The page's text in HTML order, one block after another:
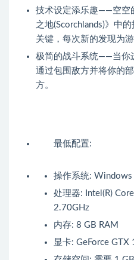
技术设定添乐趣——空空
之地(Scorchlands)》中
关键，每次新的发现为
极简的战斗系统——当你
通过包围敌方并将你的
方。
最低配置:
操作系统:
处理器: Intel(R)
2.70GHz
内存: 8 GB RAM
显卡: GeForce GTX